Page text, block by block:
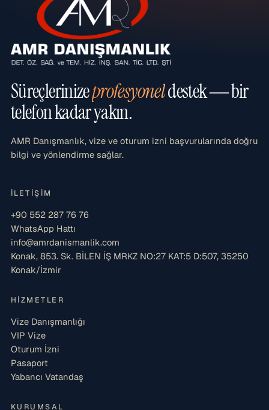
Süreçlerinizeprofesyoneldestek — bir
telefon kadar yakın.
AMR Danışmanlık, vize ve oturum izni başvurularında doğru
bilgi ve yönlendirme sağlar.
İLETIŞIM
+90 552 287 76 76
WhatsApp Hattı
info@amrdanismanlik.com
Konak, 853. Sk. BİLEN İŞ MRKZ NO:27 KAT:5 D:507, 35250
Konak/İzmir
HIZMETLER
Vize Danışmanlığı
VIP Vize
Oturum İzni
Pasaport
Yabancı Vatandaş
KURUMSAL